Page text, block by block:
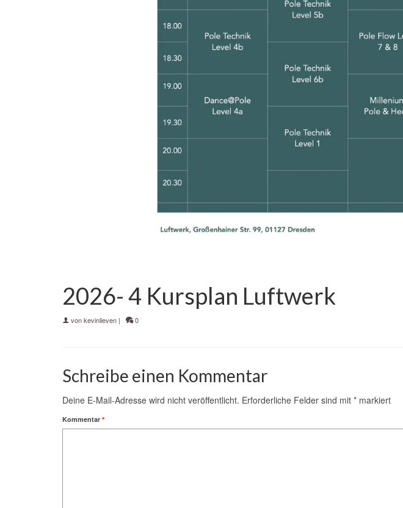
2026- 4 Kursplan Luftwerk
vonkevinlieven | 0
Schreibe einen Kommentar
Deine E-Mail-Adresse wird nicht veröffentlicht. Erforderliche Felder sind mit * markiert
Kommentar *